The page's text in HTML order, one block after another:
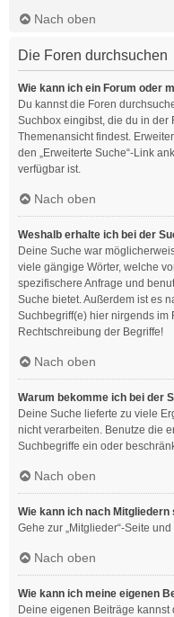
Nach oben
Die Foren durchsuchen
Wie kann ich ein Forum oder
Du kannst die Foren
Suchbox eingibst, die du in der
Themenansicht findest.
den „Erweiterte Suche“-Link
verfügbar ist.
Nach oben
Weshalb erhalte ich bei der
Deine Suche war
viele gängige Wörter, welche
spezifischere Anfrage und
Suche bietet. Außerdem ist es
Suchbegriff(e) hier nirgends im
Rechtschreibung der Begriffe!
Nach oben
Warum bekomme ich bei der
Deine Suche lieferte zu viele
nicht verarbeiten. Benutze die
Suchbegriffe ein oder
Nach oben
Wie kann ich nach Mitgliedern
Gehe zur „Mitglieder“-Seite
Nach oben
Wie kann ich meine eigenen
Deine eigenen Beiträge kannst